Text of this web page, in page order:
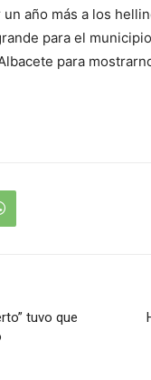
año más a los
para el
para
tuvo que